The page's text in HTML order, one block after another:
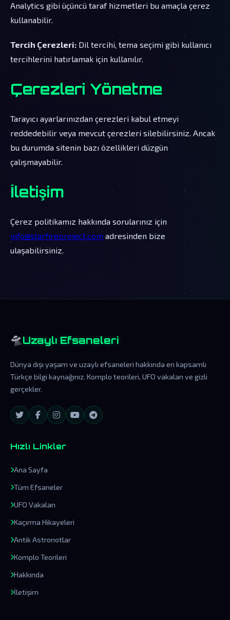
Analytics gibi üçüncü taraf hizmetleri bu amaçla çerez
kullanabilir.
Tercih Çerezleri: Dil tercihi, tema seçimi gibi kullanıcı
tercihlerini hatırlamak için kullanılır.
Çerezleri Yönetme
Tarayıcı ayarlarınızdan çerezleri kabul etmeyi
reddedebilir veya mevcut çerezleri silebilirsiniz. Ancak
bu durumda sitenin bazı özellikleri düzgün
çalışmayabilir.
İletişim
Çerez politikamız hakkında sorularınız için
info@starfireproject.com adresinden bize
ulaşabilirsiniz.
🛸Uzaylı Efsaneleri
Dünya dışı yaşam ve uzaylı efsaneleri hakkında en kapsamlı
Türkçe bilgi kaynağınız. Komplo teorileri, UFO vakaları ve gizli
gerçekler.
Hızlı Linkler
Ana Sayfa
Tüm Efsaneler
UFO Vakaları
Kaçırma Hikayeleri
Antik Astronotlar
Komplo Teorileri
Hakkında
İletişim